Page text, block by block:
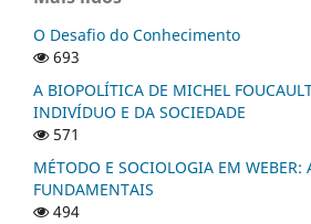
O Desafio do Conhecimento
693
A BIOPOLÍTICA DE MICHEL
INDIVÍDUO E DA SOCIEDADE
571
MÉTODO E SOCIOLOGIA EM WEBER:
FUNDAMENTAIS
494